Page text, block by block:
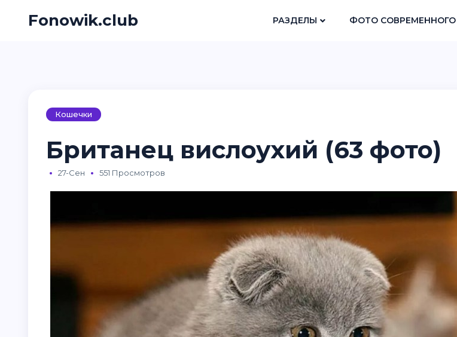
Fonowik.club РАЗДЕЛЫ ФОТО СОВРЕМЕННОГО
Кошечки
Британец вислоухий (63 фото)
27-Сен 551 Просмотров